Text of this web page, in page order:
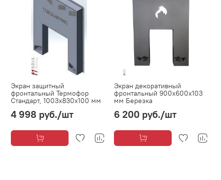
Экран защитный
фронтальный Термофор
Стандарт, 1003x830x100 мм
4 998 руб./шт
Экран декоративный
фронтальный 900x600x103
мм Березка
6 200 руб./шт